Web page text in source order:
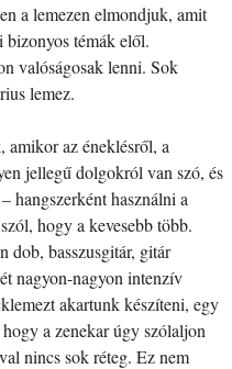
a lemezen elmondjuk, amit
témák elől.
valóságosak lenni. Sok
lemez.
az éneklésről, a
jellegű dolgokról van szó, és
hangszerként használni a
hogy a kevesebb több.
dob, basszusgitár, gitár
nagyon-nagyon intenzív
akartunk készíteni, egy
a zenekar úgy szólaljon
nincs sok réteg. Ez nem